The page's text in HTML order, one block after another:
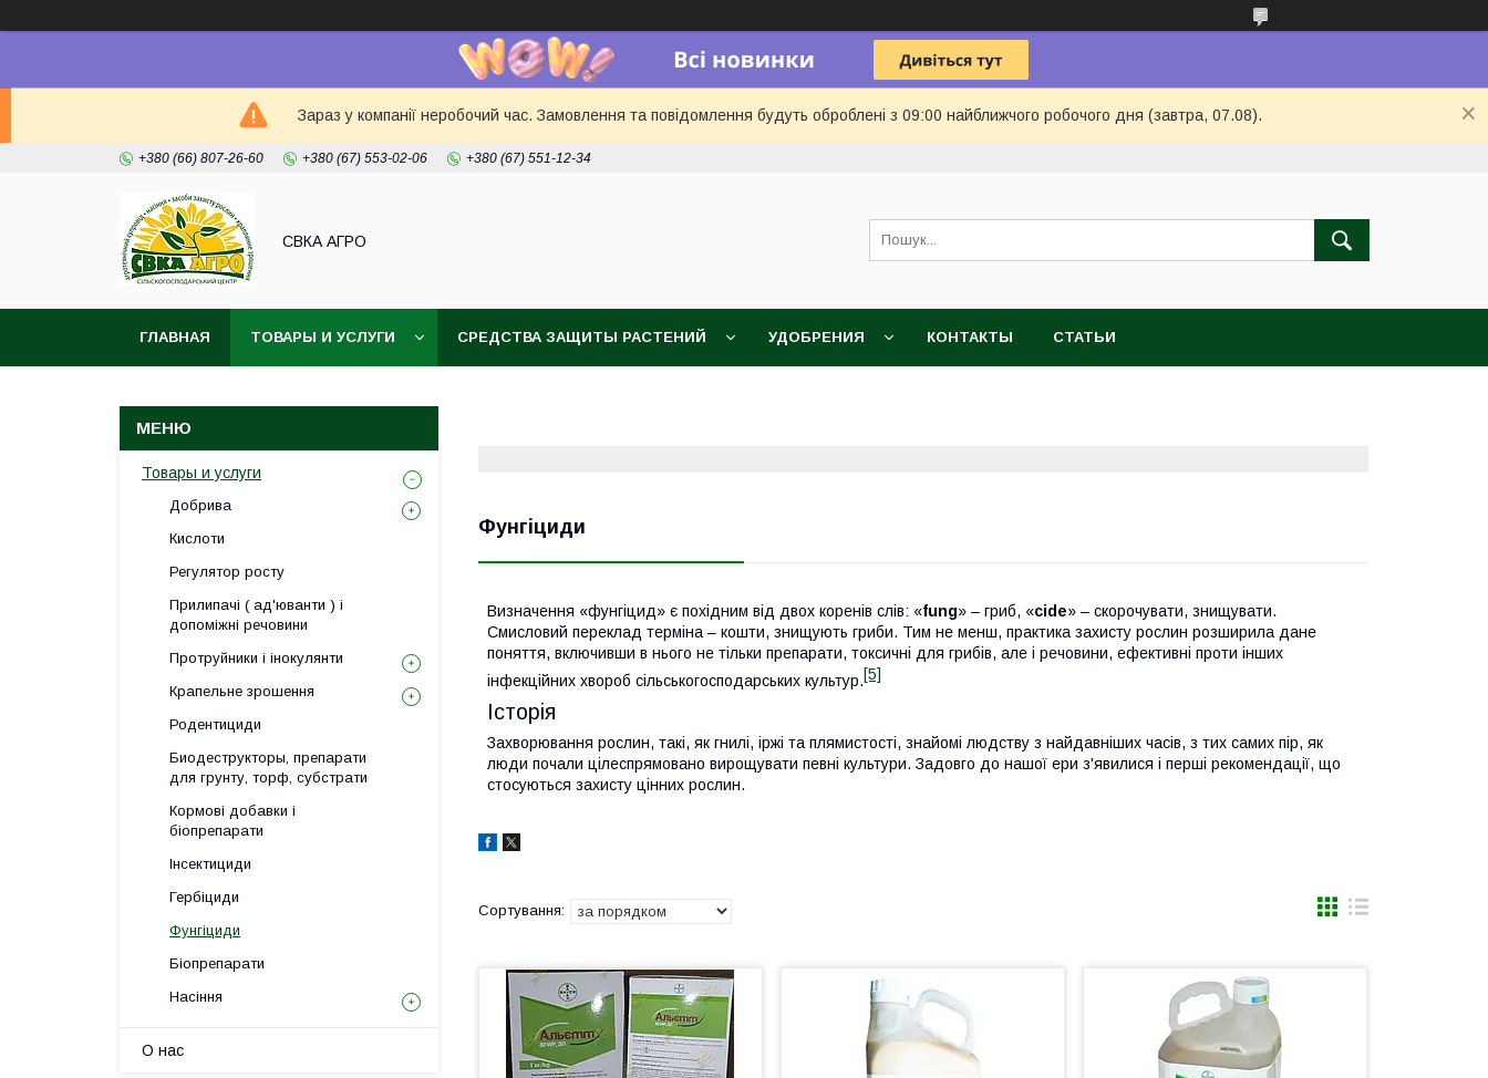
Зараз у компанії неробочий час. Замовлення та повідомлення будуть оброблені з 09:00 найближчого робочого дня (завтра, 07.08).
+380 (66) 807-26-60 +380 (67) 553-02-06 +380 (67) 551-12-34
СВКА АГРО
ГЛАВНАЯ ТОВАРЫ И УСЛУГИ СРЕДСТВА ЗАЩИТЫ РАСТЕНИЙ УДОБРЕНИЯ КОНТАКТЫ СТАТЬИ
Фунгіциди
Визначення «фунгіцид» є похідним від двох коренів слів: «fung» – гриб, «cide» – скорочувати, знищувати.
Смисловий переклад терміна – кошти, знищують гриби. Тим не менш, практика захисту рослин розширила дане
поняття, включивши в нього не тільки препарати, токсичні для грибів, але і речовини, ефективні проти інших
інфекційних хвороб сільськогосподарських культур.[5]
Історія
Захворювання рослин, такі, як гнилі, іржі та плямистості, знайомі людству з найдавніших часів, з тих самих пір, як
люди почали цілеспрямовано вирощувати певні культури. Задовго до нашої ери з'явилися і перші рекомендації, що
стосуються захисту цінних рослин.
Товары и услуги
Добрива
Кислоти
Регулятор росту
Прилипачі ( ад'юванти ) і
допоміжні речовини
Протруйники і інокулянти
Крапельне зрошення
Родентициди
Биодеструкторы, препарати
для грунту, торф, субстрати
Кормові добавки і
біопрепарати
Інсектициди
Гербіциди
Фунгіциди
Біопрепарати
Насіння
О нас